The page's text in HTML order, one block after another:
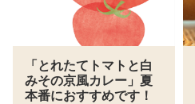
「とれたてトマトと白
みその京風カレー」夏
本番におすすめです！